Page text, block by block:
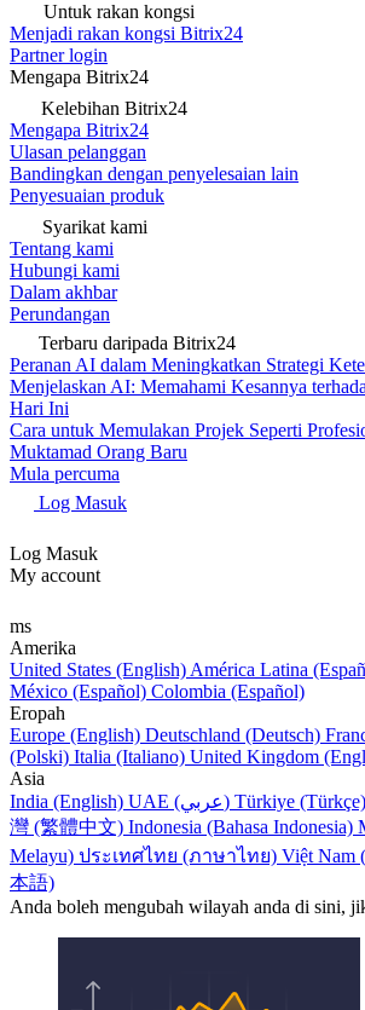
Untuk rakan kongsi
Menjadi rakan kongsi Bitrix24
Partner login
Mengapa Bitrix24
Kelebihan Bitrix24
Mengapa Bitrix24
Ulasan pelanggan
Bandingkan dengan penyelesaian lain
Penyesuaian produk
Syarikat kami
Tentang kami
Hubungi kami
Dalam akhbar
Perundangan
Terbaru daripada Bitrix24
Peranan AI dalam Meningkatkan Strategi
Menjelaskan AI: Memahami Kesannya
Hari Ini
Cara untuk Memulakan Projek Seperti
Muktamad Orang Baru
Mula percuma
Log Masuk
Log Masuk
My account
ms
Amerika
United States (English) América Latina
México (Español) Colombia (Español)
Eropah
Europe (English) Deutschland (Deutsch)
(Polski) Italia (Italiano) United Kingdom
Asia
India (English)
UAE (عربي) Türkiye (Türkçe)
灣 (繁體中文) Indonesia (Bahasa Indonesia)
Melayu) ประเทศไทย (ภาษาไทย) Việt Nam
本語)
Anda boleh mengubah wilayah anda di sini,